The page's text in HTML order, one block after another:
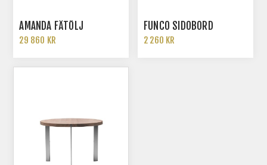
AMANDA FÅTÖLJ
29 860 KR
FUNCO SIDOBORD
2 260 KR